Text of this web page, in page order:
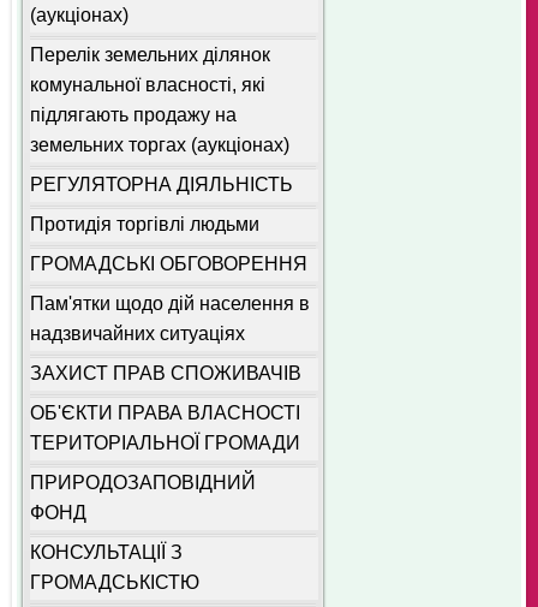
(аукціонах)
Перелік земельних ділянок
комунальної власності, які
підлягають продажу на
земельних торгах (аукціонах)
РЕГУЛЯТОРНА ДІЯЛЬНІСТЬ
Протидія торгівлі людьми
ГРОМАДСЬКІ ОБГОВОРЕННЯ
Пам'ятки щодо дій населення в
надзвичайних ситуаціях
ЗАХИСТ ПРАВ СПОЖИВАЧІВ
ОБ'ЄКТИ ПРАВА ВЛАСНОСТІ
ТЕРИТОРІАЛЬНОЇ ГРОМАДИ
ПРИРОДОЗАПОВІДНИЙ
ФОНД
КОНСУЛЬТАЦІЇ З
ГРОМАДСЬКІСТЮ